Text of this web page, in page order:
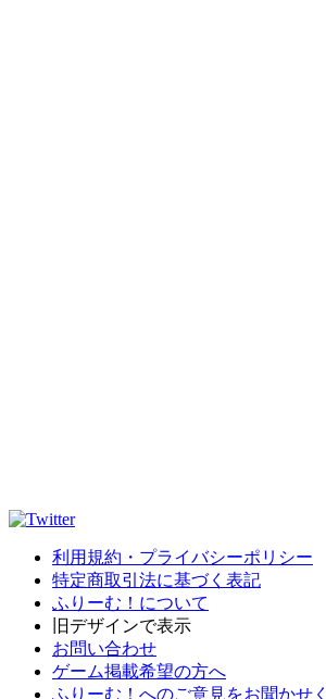
利用規約・プライバシーポリシー
特定商取引法に基づく表記
ふりーむ！について
旧デザインで表示
お問い合わせ
ゲーム掲載希望の方へ
ふりーむ！へのご意見をお聞かせ